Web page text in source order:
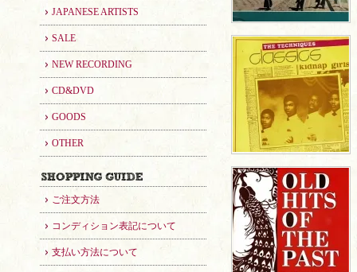
JAPANESE ARTISTS
SALE
NEW RECORDING
CD&DVD
GOODS
OTHER
ご注文方法
コンディション表記について
支払い方法について